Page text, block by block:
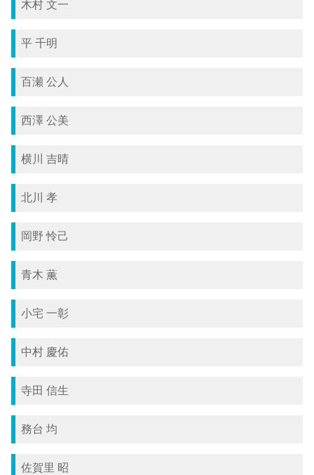
木村 文一
平 千明
百瀬 公人
西澤 公美
横川 吉晴
北川 孝
岡野 怜己
青木 薫
小宅 一彰
中村 慶佑
寺田 信生
務台 均
佐賀里 昭